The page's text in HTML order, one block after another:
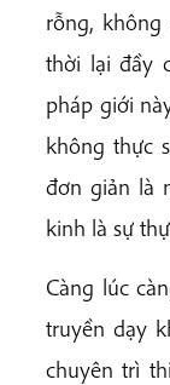
rỗng,
thời lại đầy
pháp giới
không thực
đơn giản là
kinh là sự
Càng lúc
truyền dạy
chuyên trì